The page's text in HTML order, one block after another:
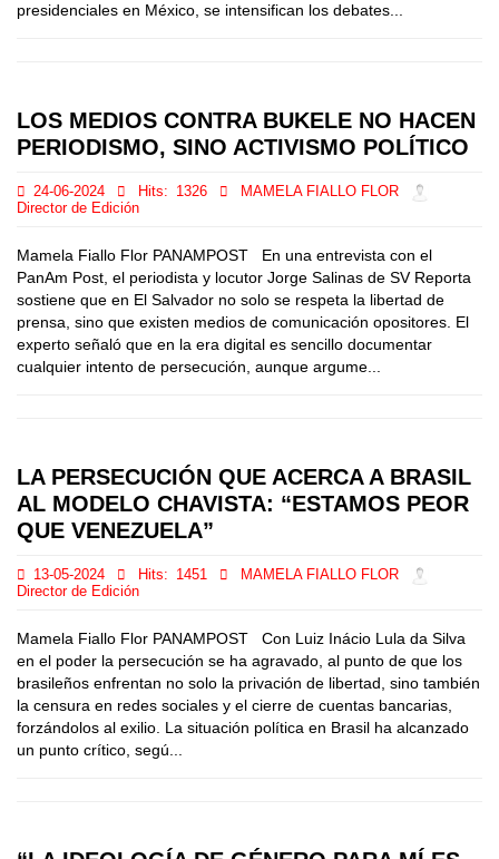
presidenciales en México, se intensifican los debates...
LOS MEDIOS CONTRA BUKELE NO HACEN
PERIODISMO, SINO ACTIVISMO POLÍTICO
24-06-2024 Hits: 1326
MAMELA FIALLO FLOR
Director de Edición
Mamela Fiallo Flor PANAMPOST En una entrevista con el
PanAm Post, el periodista y locutor Jorge Salinas de SV Reporta
sostiene que en El Salvador no solo se respeta la libertad de
prensa, sino que existen medios de comunicación opositores. El
experto señaló que en la era digital es sencillo documentar
cualquier intento de persecución, aunque argume...
LA PERSECUCIÓN QUE ACERCA A BRASIL
AL MODELO CHAVISTA: “ESTAMOS PEOR
QUE VENEZUELA”
13-05-2024 Hits: 1451
MAMELA FIALLO FLOR
Director de Edición
Mamela Fiallo Flor PANAMPOST Con Luiz Inácio Lula da Silva
en el poder la persecución se ha agravado, al punto de que los
brasileños enfrentan no solo la privación de libertad, sino también
la censura en redes sociales y el cierre de cuentas bancarias,
forzándolos al exilio. La situación política en Brasil ha alcanzado
un punto crítico, segú...